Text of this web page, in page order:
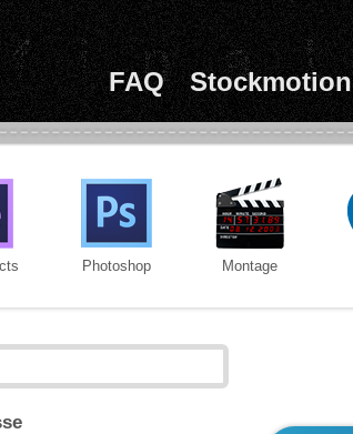
FAQ Stockmotion
Photoshop Montage